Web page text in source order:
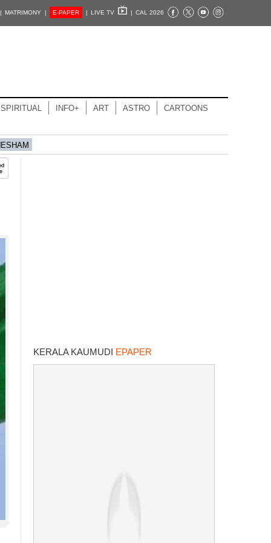
| MATRIMONY | E-PAPER | LIVE TV | CAL 2026
SPIRITUAL INFO+ ART ASTRO CARTOONS
KERALA KAUMUDI EPAPER